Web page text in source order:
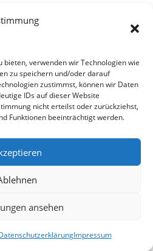
bieten, verwenden wir Technologien wie
zu speichern und/oder darauf
zustimmst, können wir Daten
IDs auf dieser Website
nicht erteilst oder zurückziehst,
Funktionen beeinträchtigt werden.
ansehen
Impressum